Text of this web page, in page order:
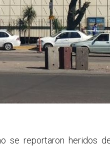
se reportaron heridos